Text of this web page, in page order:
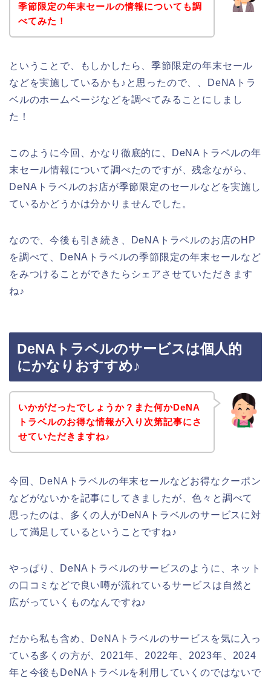
季節限定の年末セールの情報についても調
べてみた！
ということで、もしかしたら、季節限定の年末セール
などを実施しているかも♪と思ったので、、DeNAトラ
ベルのホームページなどを調べてみることにしまし
た！
このように今回、かなり徹底的に、DeNAトラベルの年
末セール情報について調べたのですが、残念ながら、
DeNAトラベルのお店が季節限定のセールなどを実施し
ているかどうかは分かりませんでした。
なので、今後も引き続き、DeNAトラベルのお店のHP
を調べて、DeNAトラベルの季節限定の年末セールなど
をみつけることができたらシェアさせていただきます
ね♪
DeNAトラベルのサービスは個人的
にかなりおすすめ♪
いかがだったでしょうか？また何かDeNA
トラベルのお得な情報が入り次第記事にさ
せていただきますね♪
今回、DeNAトラベルの年末セールなどお得なクーポン
などがないかを記事にしてきましたが、色々と調べて
思ったのは、多くの人がDeNAトラベルのサービスに対
して満足しているということですね♪
やっぱり、DeNAトラベルのサービスのように、ネット
の口コミなどで良い噂が流れているサービスは自然と
広がっていくものなんですね♪
だから私も含め、DeNAトラベルのサービスを気に入っ
ている多くの方が、2021年、2022年、2023年、2024
年と今後もDeNAトラベルを利用していくのではないで